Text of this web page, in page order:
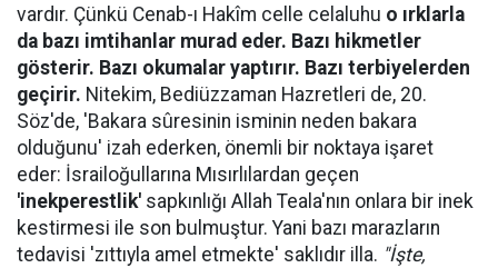
vardır. Çünkü Cenab-ı Hakîm celle celaluhu o ırklarla
da bazı imtihanlar murad eder. Bazı hikmetler
gösterir. Bazı okumalar yaptırır. Bazı terbiyelerden
geçirir. Nitekim, Bediüzzaman Hazretleri de, 20.
Söz'de, 'Bakara sûresinin isminin neden bakara
olduğunu' izah ederken, önemli bir noktaya işaret
eder: İsrailoğullarına Mısırlılardan geçen
'inekperestlik' sapkınlığı Allah Teala'nın onlara bir inek
kestirmesi ile son bulmuştur. Yani bazı marazların
tedavisi 'zıttıyla amel etmekte' saklıdır illa. "İşte,